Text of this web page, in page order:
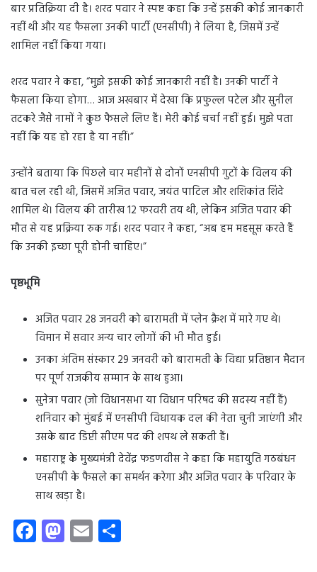
बार प्रतिक्रिया दी है। शरद पवार ने स्पष्ट कहा कि उन्हें इसकी कोई जानकारी
नहीं थी और यह फैसला उनकी पार्टी (एनसीपी) ने लिया है, जिसमें उन्हें
शामिल नहीं किया गया।
शरद पवार ने कहा, “मुझे इसकी कोई जानकारी नहीं है। उनकी पार्टी ने
फैसला किया होगा… आज अखबार में देखा कि प्रफुल्ल पटेल और सुनील
तटकरे जैसे नामों ने कुछ फैसले लिए हैं। मेरी कोई चर्चा नहीं हुई। मुझे पता
नहीं कि यह हो रहा है या नहीं।”
उन्होंने बताया कि पिछले चार महीनों से दोनों एनसीपी गुटों के विलय की
बात चल रही थी, जिसमें अजित पवार, जयंत पाटिल और शशिकांत शिंदे
शामिल थे। विलय की तारीख 12 फरवरी तय थी, लेकिन अजित पवार की
मौत से यह प्रक्रिया रुक गई। शरद पवार ने कहा, “अब हम महसूस करते हैं
कि उनकी इच्छा पूरी होनी चाहिए।”
पृष्ठभूमि
अजित पवार 28 जनवरी को बारामती में प्लेन क्रैश में मारे गए थे।
विमान में सवार अन्य चार लोगों की भी मौत हुई।
उनका अंतिम संस्कार 29 जनवरी को बारामती के विद्या प्रतिष्ठान मैदान
पर पूर्ण राजकीय सम्मान के साथ हुआ।
सुनेत्रा पवार (जो विधानसभा या विधान परिषद की सदस्य नहीं हैं)
शनिवार को मुंबई में एनसीपी विधायक दल की नेता चुनी जाएंगी और
उसके बाद डिप्टी सीएम पद की शपथ ले सकती हैं।
महाराष्ट्र के मुख्यमंत्री देवेंद्र फडणवीस ने कहा कि महायुति गठबंधन
एनसीपी के फैसले का समर्थन करेगा और अजित पवार के परिवार के
साथ खड़ा है।
Fa
ce
M
as
E
m